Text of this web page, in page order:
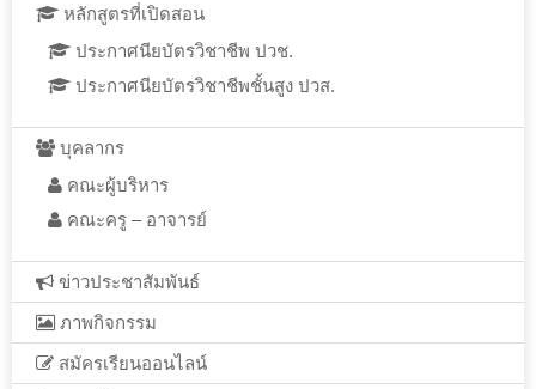
หลักสูตรที่เปิดสอน
ประกาศนียบัตรวิชาชีพ ปวช.
ประกาศนียบัตรวิชาชีพชั้นสูง ปวส.
บุคลากร
คณะผู้บริหาร
คณะครู – อาจารย์
ข่าวประชาสัมพันธ์
ภาพกิจกรรม
สมัครเรียนออนไลน์